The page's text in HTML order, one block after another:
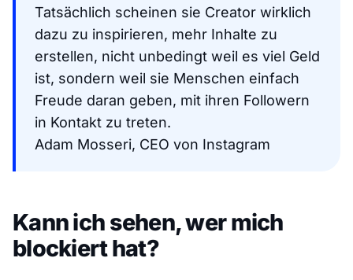
Tatsächlich scheinen sie Creator wirklich
dazu zu inspirieren, mehr Inhalte zu
erstellen, nicht unbedingt weil es viel Geld
ist, sondern weil sie Menschen einfach
Freude daran geben, mit ihren Followern
in Kontakt zu treten.
Adam Mosseri, CEO von Instagram
Kann ich sehen, wer mich
blockiert hat?